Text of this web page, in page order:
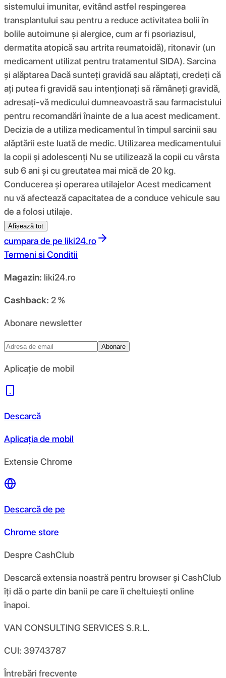
sistemului imunitar, evitând astfel respingerea
transplantului sau pentru a reduce activitatea bolii în
bolile autoimune și alergice, cum ar fi psoriazisul,
dermatita atopică sau artrita reumatoidă), ritonavir (un
medicament utilizat pentru tratamentul SIDA). Sarcina
și alăptarea Dacă sunteți gravidă sau alăptați, credeți că
ați putea fi gravidă sau intenționați să rămâneți gravidă,
adresați-vă medicului dumneavoastră sau farmacistului
pentru recomandări înainte de a lua acest medicament.
Decizia de a utiliza medicamentul în timpul sarcinii sau
alăptării este luată de medic. Utilizarea medicamentului
la copii și adolescenți Nu se utilizează la copii cu vârsta
sub 6 ani și cu greutatea mai mică de 20 kg.
Conducerea și operarea utilajelor Acest medicament
nu vă afectează capacitatea de a conduce vehicule sau
de a folosi utilaje.
Afișează tot
cumpara de pe liki24.ro
Termeni si Conditii
Magazin: liki24.ro
Cashback: 2 %
Abonare newsletter
Abonare
Aplicație de mobil
Descarcă
Aplicația de mobil
Extensie Chrome
Descarcă de pe
Chrome store
Despre CashClub
Descarcă extensia noastră pentru browser și CashClub
îți dă o parte din banii pe care îi cheltuiești online
înapoi.
VAN CONSULTING SERVICES S.R.L.
CUI: 39743787
Întrebări frecvente